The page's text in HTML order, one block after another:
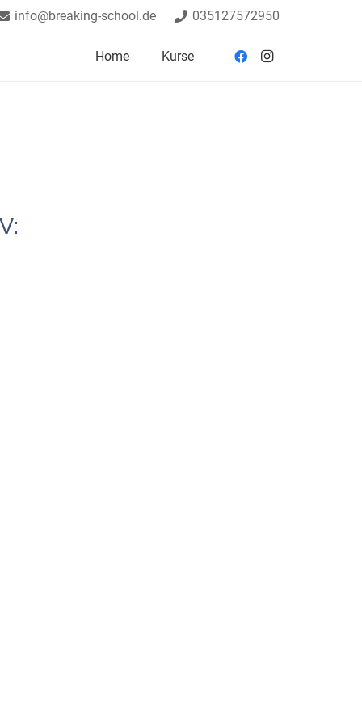
info@breaking-school.de 035127572950
Home Kurse